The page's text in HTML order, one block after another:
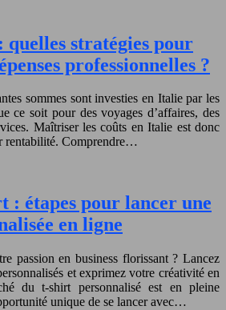
stratégies pour
professionnelles ?
sommes sont investies en Italie par les
ce soit pour des voyages d’affaires, des
Maîtriser les coûts en Italie est donc
rentabilité. Comprendre…
: étapes pour lancer une
en ligne
passion en business florissant ? Lancez
et exprimez votre créativité en
du t-shirt personnalisé est en pleine
unique de se lancer avec…